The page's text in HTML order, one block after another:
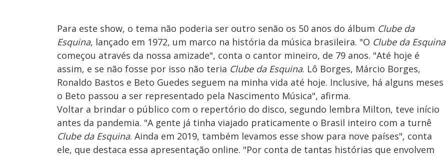
Para este show, o tema não poderia ser outro senão os 50 anos do álbum Clube da
Esquina, lançado em 1972, um marco na história da música brasileira. "O Clube da Esquina
começou através da nossa amizade", conta o cantor mineiro, de 79 anos. "Até hoje é
assim, e se não fosse por isso não teria Clube da Esquina. Lô Borges, Márcio Borges,
Ronaldo Bastos e Beto Guedes seguem na minha vida até hoje. Inclusive, há alguns meses
o Beto passou a ser representado pela Nascimento Música", afirma.
Voltar a brindar o público com o repertório do disco, segundo lembra Milton, teve início
antes da pandemia. "A gente já tinha viajado praticamente o Brasil inteiro com a turnê
Clube da Esquina. Ainda em 2019, também levamos esse show para nove países", conta
ele, que destaca essa apresentação online. "Por conta de tantas histórias que envolvem